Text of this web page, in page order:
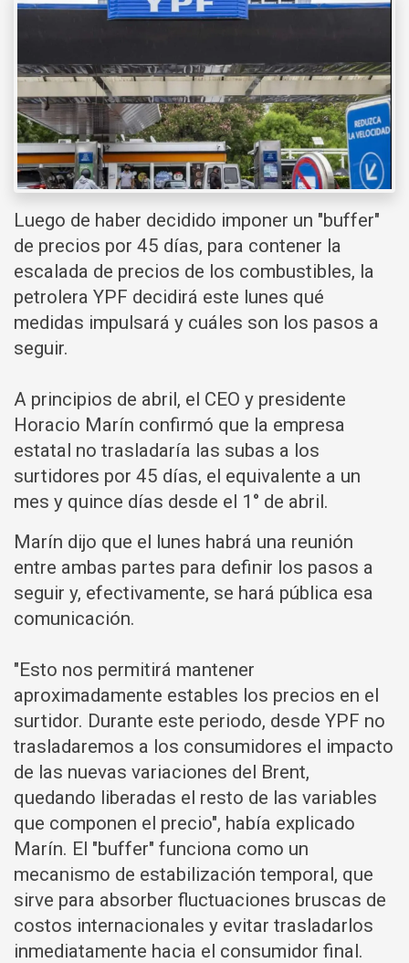
Luego de haber decidido imponer un "buffer"
de precios por 45 días, para contener la
escalada de precios de los combustibles, la
petrolera YPF decidirá este lunes qué
medidas impulsará y cuáles son los pasos a
seguir.
A principios de abril, el CEO y presidente
Horacio Marín confirmó que la empresa
estatal no trasladaría las subas a los
surtidores por 45 días, el equivalente a un
mes y quince días desde el 1° de abril.
Marín dijo que el lunes habrá una reunión
entre ambas partes para definir los pasos a
seguir y, efectivamente, se hará pública esa
comunicación.
"Esto nos permitirá mantener
aproximadamente estables los precios en el
surtidor. Durante este periodo, desde YPF no
trasladaremos a los consumidores el impacto
de las nuevas variaciones del Brent,
quedando liberadas el resto de las variables
que componen el precio", había explicado
Marín. El "buffer" funciona como un
mecanismo de estabilización temporal, que
sirve para absorber fluctuaciones bruscas de
costos internacionales y evitar trasladarlos
inmediatamente hacia el consumidor final.